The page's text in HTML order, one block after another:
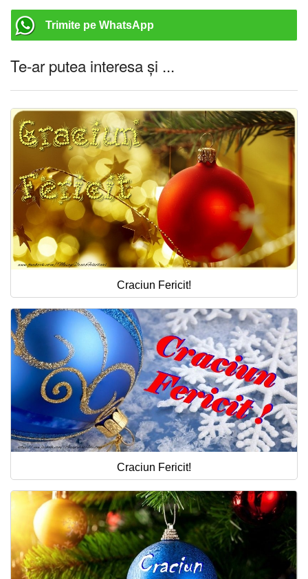
Trimite pe WhatsApp
Te-ar putea interesa și ...
Craciun Fericit!
Craciun Fericit!